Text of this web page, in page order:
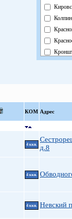
КOМ Адрес
4 ккв.
д.8
4 ккв.
4 ккв. Невский